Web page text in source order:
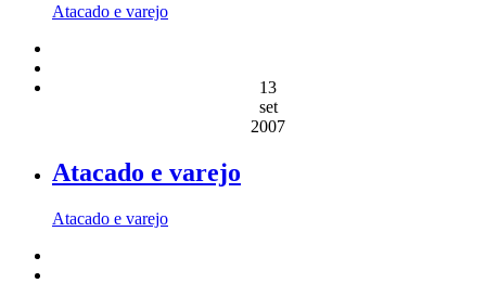
Atacado e varejo
13
set
2007
Atacado e varejo
Atacado e varejo